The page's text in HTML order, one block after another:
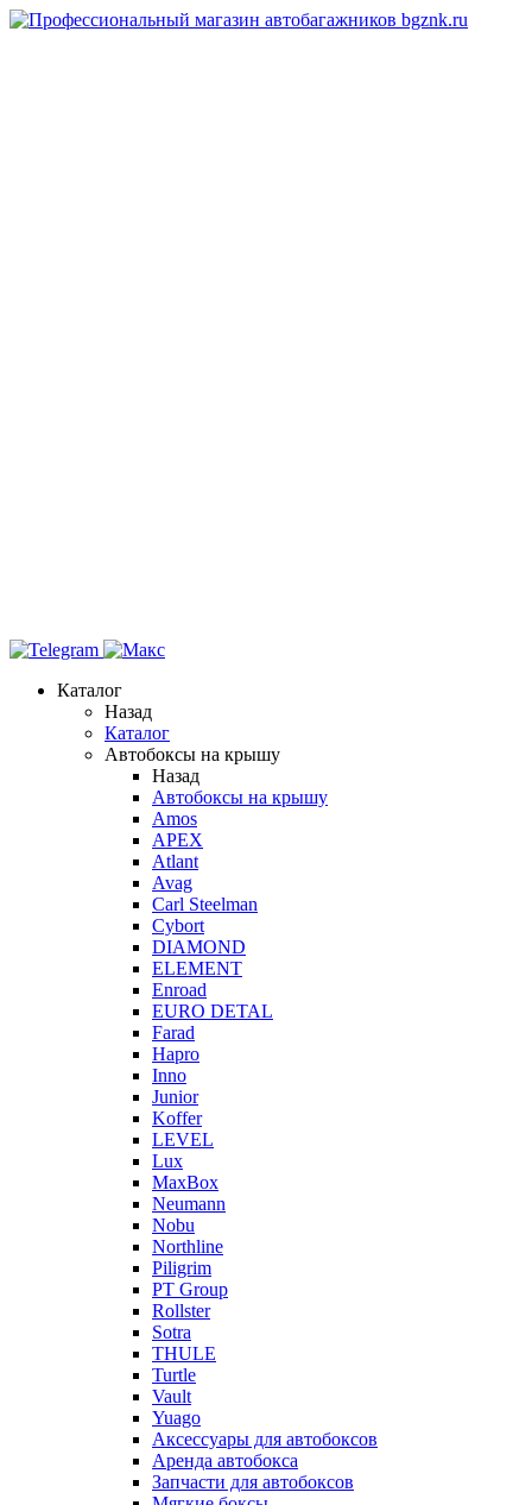
Каталог
Назад
Каталог
Автобоксы на крышу
Назад
Автобоксы на крышу
Amos
APEX
Atlant
Avag
Carl Steelman
Cybort
DIAMOND
ELEMENT
Enroad
EURO DETAL
Farad
Hapro
Inno
Junior
Koffer
LEVEL
Lux
MaxBox
Neumann
Nobu
Northline
Piligrim
PT Group
Rollster
Sotra
THULE
Turtle
Vault
Yuago
Аксессуары для автобоксов
Аренда автобокса
Запчасти для автобоксов